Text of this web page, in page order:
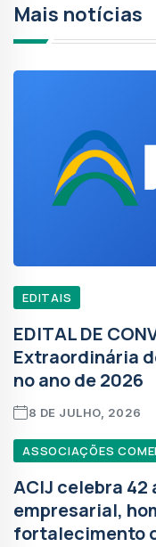
Mais notícias
EDITAIS
EDITAL DE
Extraordinária
no ano de 2026
8 DE JULHO, 2026
ASSOCIAÇÕES
ACIJ celebra
empresarial,
fortalecimento